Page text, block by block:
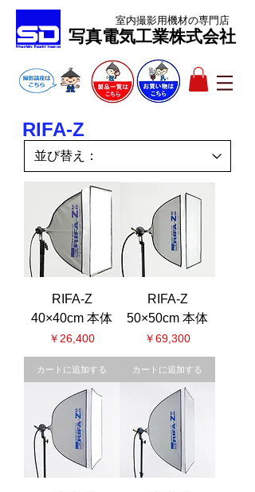
​写真電気工業株式会社
室内撮影用機材の専門店
RIFA-Z
RIFA-Z
40×40cm 本体
価格
￥26,400
カートに追加する
RIFA-Z
50×50cm 本体
価格
￥69,300
カートに追加する